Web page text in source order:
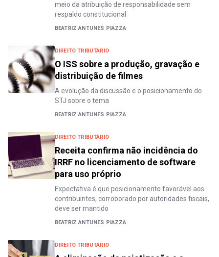
meio da atribuição de responsabilidade sem
respaldo constitucional
BEATRIZ ANTUNES PIAZZA
DIREITO TRIBUTÁRIO
O ISS sobre a produção, gravação e
distribuição de filmes
A evolução da discussão e o posicionamento do
STJ sobre o tema
BEATRIZ ANTUNES PIAZZA
DIREITO TRIBUTÁRIO
Receita confirma não incidência do
IRRF no licenciamento de software
para uso próprio
Expectativa é que posicionamento favorável aos
contribuintes, corroborado por autoridades fiscais,
deve ser mantido
BEATRIZ ANTUNES PIAZZA
DIREITO TRIBUTÁRIO